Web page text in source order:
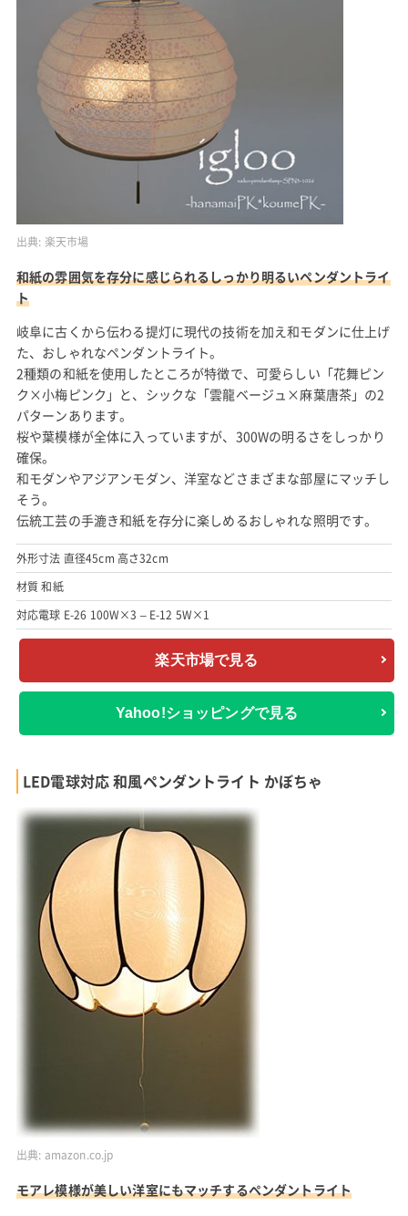
出典: 楽天市場
和紙の雰囲気を存分に感じられるしっかり明るいペンダントライ
ト
岐阜に古くから伝わる提灯に現代の技術を加え和モダンに仕上げ
た、おしゃれなペンダントライト。
2種類の和紙を使用したところが特徴で、可愛らしい「花舞ピン
ク×小梅ピンク」と、シックな「雲龍ベージュ×麻葉唐茶」の2
パターンあります。
桜や葉模様が全体に入っていますが、300Wの明るさをしっかり
確保。
和モダンやアジアンモダン、洋室などさまざまな部屋にマッチし
そう。
伝統工芸の手漉き和紙を存分に楽しめるおしゃれな照明です。
外形寸法 直径45cm 高さ32cm
材質 和紙
対応電球 E-26 100W×3 – E-12 5W×1
楽天市場で見る
Yahoo!ショッピングで見る
LED電球対応 和風ペンダントライト かぼちゃ
出典: amazon.co.jp
モアレ模様が美しい洋室にもマッチするペンダントライト